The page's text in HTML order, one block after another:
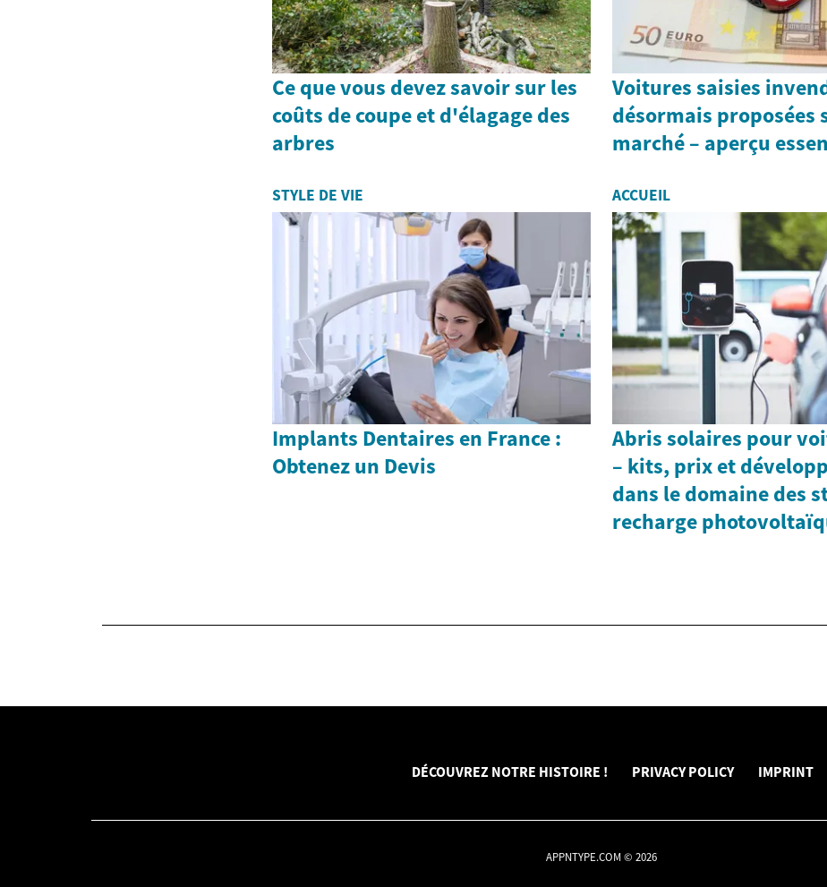
Ce que vous devez savoir sur les
coûts de coupe et d'élagage des
arbres
Voitures saisies
désormais proposées
marché – aperçu
STYLE DE VIE
Implants Dentaires en France :
Obtenez un Devis
ACCUEIL
Abris solaires pour
– kits, prix et
dans le domaine des
recharge
DÉCOUVREZ NOTRE HISTOIRE ! PRIVACY POLICY IMPRINT
APPNTYPE.COM © 2026